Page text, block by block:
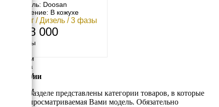
Двигатель: Doosan
Исполнение: В кожухе
450 кВт / Дизель / 3 фазы
3 568 000
Размеры
4200 мм
Ширина
2020 мм
2320 мм
Категории
В этом разделе представлены категории товаров, в которые
входит просматриваемая Вами модель. Обязательно